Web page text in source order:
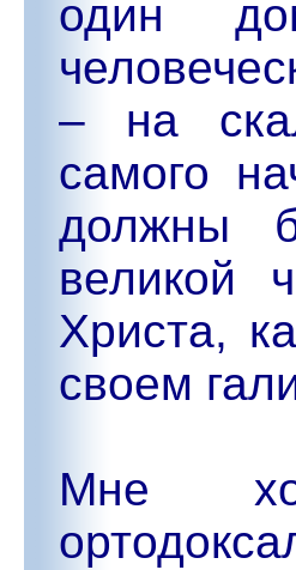
один
– на
самого
должны
великой
Христа,
своем
Мне